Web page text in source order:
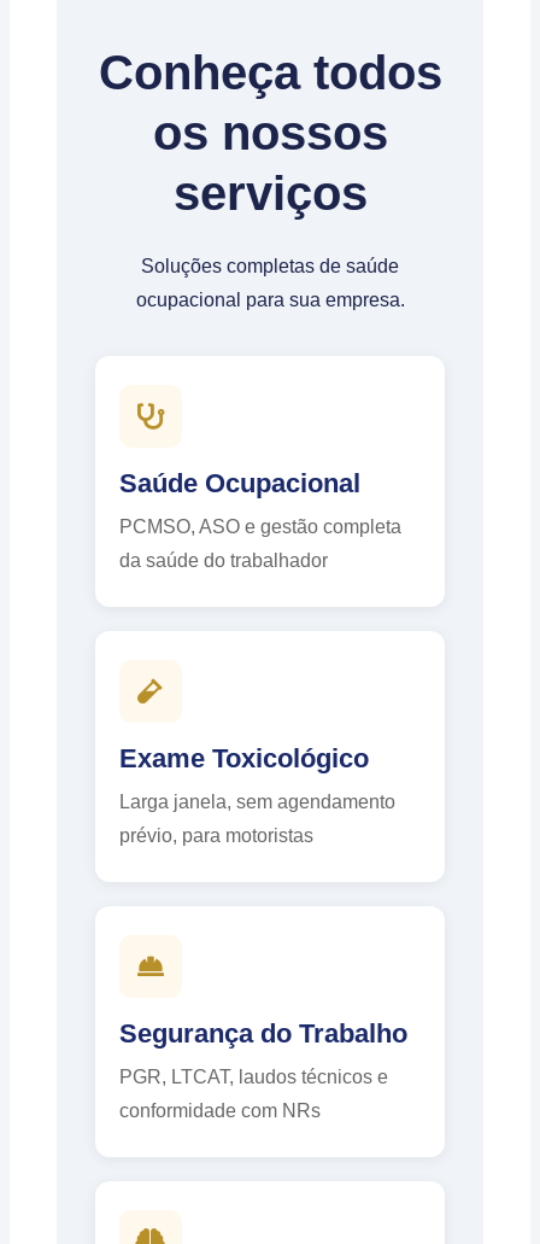
Conheça todos
os nossos
serviços
Soluções completas de saúde
ocupacional para sua empresa.
Saúde Ocupacional
PCMSO, ASO e gestão completa
da saúde do trabalhador
Exame Toxicológico
Larga janela, sem agendamento
prévio, para motoristas
Segurança do Trabalho
PGR, LTCAT, laudos técnicos e
conformidade com NRs